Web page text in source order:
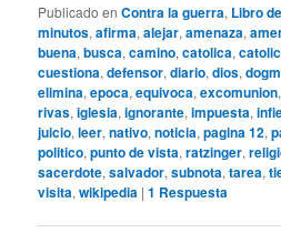
Publicado en Contra la guerra, Libro
minutos,afirma,alejar,amenaza,
buena,busca,camino,catolica,
cuestiona,defensor,diario,dios,
elimina,epoca,equivoca,excomunion
rivas,iglesia,ignorante,impuesta,
juicio,leer,nativo,noticia,pagina 12,
politico,punto de vista,ratzinger,
sacerdote,salvador,subnota,tarea,
visita,wikipedia |1 Respuesta